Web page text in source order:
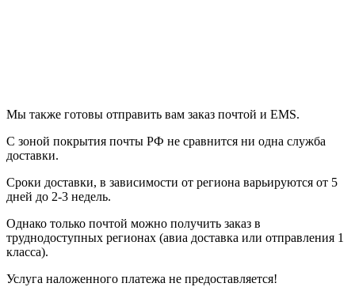
Мы также готовы отправить вам заказ почтой и EMS.
С зоной покрытия почты РФ не сравнится ни одна служба
доставки.
Сроки доставки, в зависимости от региона варьируются от 5
дней до 2-3 недель.
Однако только почтой можно получить заказ в
труднодоступных регионах (авиа доставка или отправления 1
класса).
Услуга наложенного платежа не предоставляется!